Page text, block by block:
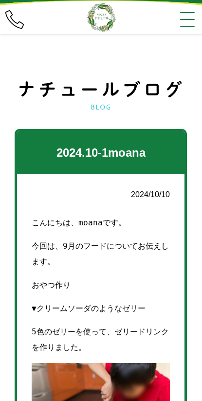
2024.10-1moana
2024/10/10
こんにちは、moanaです。
今回は、9月のフードについてお伝えし
ます。
おやつ作り
▼クリームソーダのようなゼリー
5色のゼリーを使って、ゼリードリンク
を作りました。